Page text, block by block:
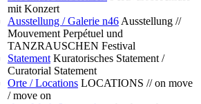
mit Konzert
Ausstellung / Galerie n46 Ausstellung //
Mouvement Perpétuel und
TANZRAUSCHEN Festival
Statement Kuratorisches Statement /
Curatorial Statement
Orte / Locations LOCATIONS // on move
/ move on